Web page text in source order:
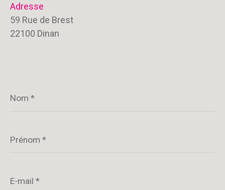
Adresse
59 Rue de Brest
22100 Dinan
*
*
mail
*